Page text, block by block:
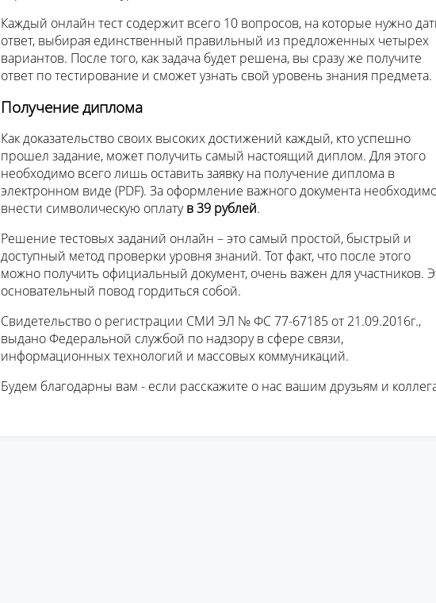
Каждый онлайн тест содержит всего 10 вопросов, на которые нужно
ответ, выбирая единственный правильный из предложенных четырех
вариантов. После того, как задача будет решена, вы сразу же получите
ответ по тестирование и сможет узнать свой уровень знания предмета.
Получение диплома
Как доказательство своих высоких достижений каждый, кто успешно
прошел задание, может получить самый настоящий диплом. Для этого
необходимо всего лишь оставить заявку на получение диплома в
электронном виде (PDF). За оформление важного документа
внести символическую оплатув 39 рублей.
Решение тестовых заданий онлайн – это самый простой, быстрый и
доступный метод проверки уровня знаний. Тот факт, что после этого
можно получить официальный документ, очень важен для участников.
основательный повод гордиться собой.
Свидетельство о регистрации СМИ ЭЛ № ФС 77-67185 от 21.09.2016г.,
выдано Федеральной службой по надзору в сфере связи,
информационных технологий и массовых коммуникаций.
Будем благодарны вам - если расскажите о нас вашим друзьям и